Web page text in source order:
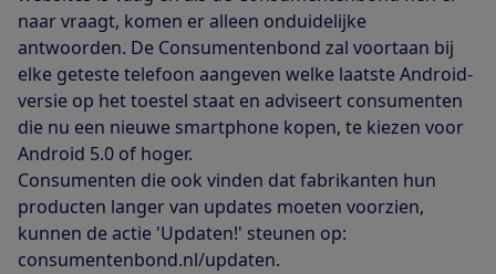
naar vraagt, komen er alleen onduidelijke
antwoorden. De Consumentenbond zal voortaan bij
elke geteste telefoon aangeven welke laatste Android-
versie op het toestel staat en adviseert consumenten
die nu een nieuwe smartphone kopen, te kiezen voor
Android 5.0 of hoger.
Consumenten die ook vinden dat fabrikanten hun
producten langer van updates moeten voorzien,
kunnen de actie 'Updaten!' steunen op:
consumentenbond.nl/updaten.